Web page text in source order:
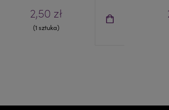
2,50 zł
(1 sztuka)